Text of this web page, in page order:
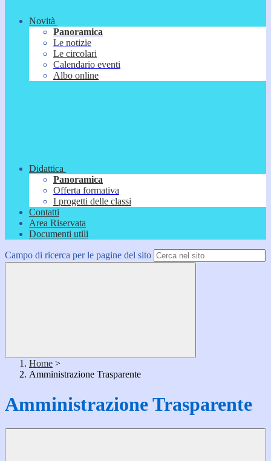
Novità
Panoramica
Le notizie
Le circolari
Calendario eventi
Albo online
Didattica
Panoramica
Offerta formativa
I progetti delle classi
Contatti
Area Riservata
Documenti utili
Campo di ricerca per le pagine del sito
Home >
Amministrazione Trasparente
Amministrazione Trasparente